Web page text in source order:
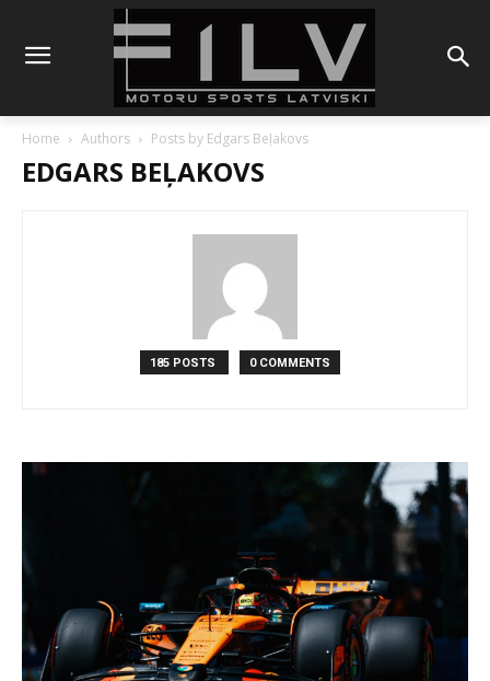
Home Authors Posts by Edgars Beļakovs
EDGARS BEĻAKOVS
185 POSTS 0 COMMENTS